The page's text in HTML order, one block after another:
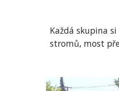
Každá skupina
stromů, most